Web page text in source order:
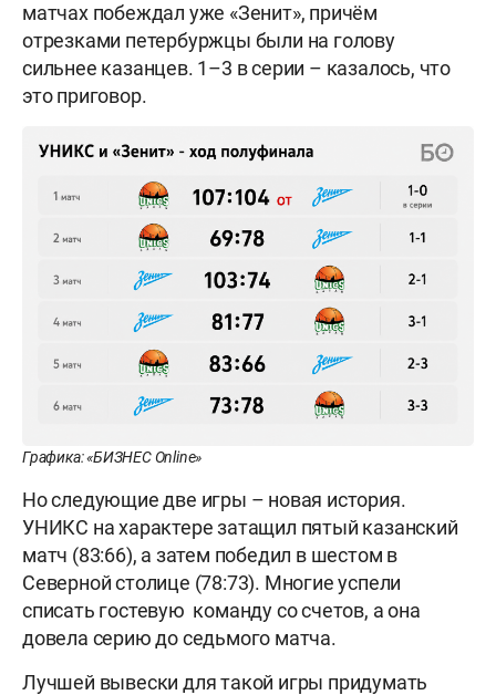
матчах побеждал уже «Зенит», причём
отрезками петербуржцы были на голову
сильнее казанцев. 1–3 в серии – казалось, что
это приговор.
Графика: «БИЗНЕС Online»
Но следующие две игры – новая история.
УНИКС на характере затащил пятый казанский
матч (83:66), а затем победил в шестом в
Северной столице (78:73). Многие успели
списать гостевую команду со счетов, а она
довела серию до седьмого матча.
Лучшей вывески для такой игры придумать